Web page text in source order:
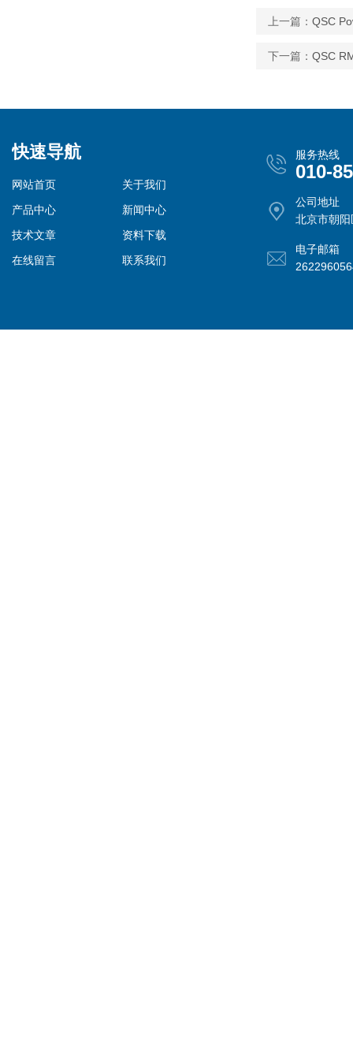
上一篇： QSC
下一篇： QSC
快速导航
网站首页
关于我们
产品中心
新闻中心
技术文章
资料下载
在线留言
联系我们
服务热线
010-
公司地址
北京市朝
电子邮箱